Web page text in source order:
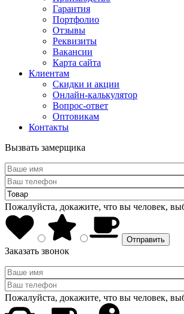
Гарантия
Портфолио
Отзывы
Реквизиты
Вакансии
Карта сайта
Клиентам
Скидки и акции
Онлайн-калькулятор
Вопрос-ответ
Оптовикам
Контакты
Вызвать замерщика
Пожалуйста, докажите, что вы человек,
Заказать звонок
Пожалуйста, докажите, что вы человек,